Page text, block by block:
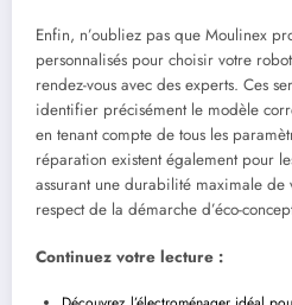
Enfin, n’oubliez pas que Moulinex
personnalisés pour choisir votre
rendez-vous avec des experts. Ces
identifier précisément le modèle
en tenant compte de tous les
réparation existent également pour
assurant une durabilité maximale de
respect de la démarche d’éco-
Continuez votre lecture :